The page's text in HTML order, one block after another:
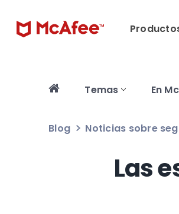
Temas En
Blog Noticias sobre
Las